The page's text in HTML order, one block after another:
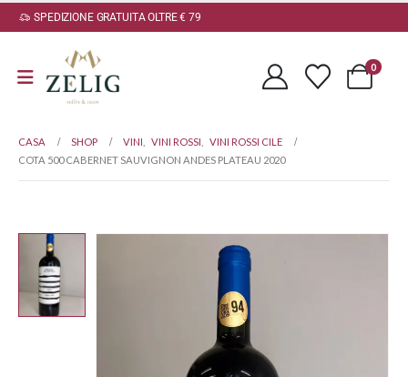
SPEDIZIONE GRATUITA OLTRE € 79
0
CASA SHOP VINI VINI ROSSI
VINI ROSSI CILE
COTA 500 CABERNET SAUVIGNON ANDES PLATEAU 2020